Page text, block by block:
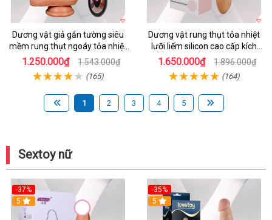
Dương vật giả gắn tường siêu
mềm rung thụt ngoáy tỏa nhiệt
tăng khoái cảm
1.250.000₫ 1.543.000₫
(165)
Dương vật rung thụt tỏa nhiệt
lưỡi liếm silicon cao cấp kích
thích tối đa
1.650.000₫ 1.896.000₫
(164)
1 2 3 4 5
Sextoy nữ
-37%
5
-35%
5